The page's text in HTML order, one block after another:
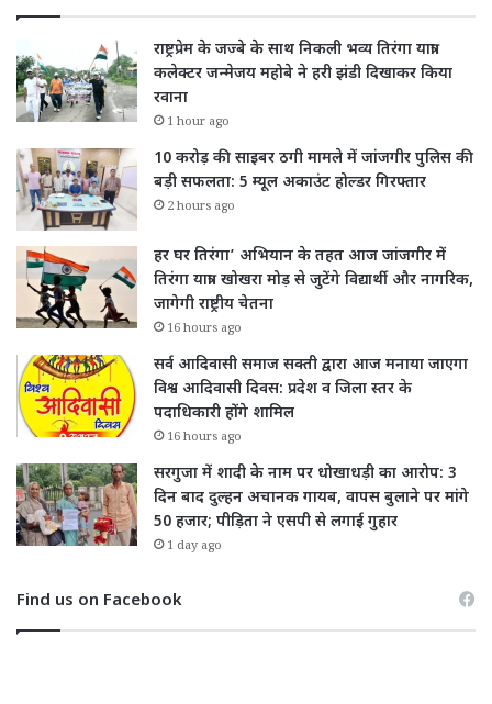
राष्ट्रप्रेम के जज्बे के साथ निकली भव्य तिरंगा यात्रा:
कलेक्टर जन्मेजय महोबे ने हरी झंडी दिखाकर किया
रवाना
1 hour ago
10 करोड़ की साइबर ठगी मामले में जांजगीर पुलिस की
बड़ी सफलता: 5 म्यूल अकाउंट होल्डर गिरफ्तार
2 hours ago
हर घर तिरंगा’ अभियान के तहत आज जांजगीर में
तिरंगा यात्रा: खोखरा मोड़ से जुटेंगे विद्यार्थी और नागरिक,
जागेगी राष्ट्रीय चेतना
16 hours ago
सर्व आदिवासी समाज सक्ती द्वारा आज मनाया जाएगा
विश्व आदिवासी दिवस: प्रदेश व जिला स्तर के
पदाधिकारी होंगे शामिल
16 hours ago
सरगुजा में शादी के नाम पर धोखाधड़ी का आरोप: 3
दिन बाद दुल्हन अचानक गायब, वापस बुलाने पर मांगे
50 हजार; पीड़िता ने एसपी से लगाई गुहार
1 day ago
Find us on Facebook